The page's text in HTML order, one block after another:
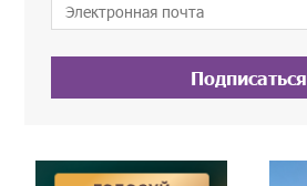
Подписаться